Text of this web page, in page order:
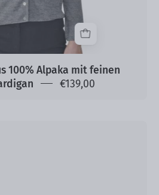
100% Alpaka mit feinen
€139,00